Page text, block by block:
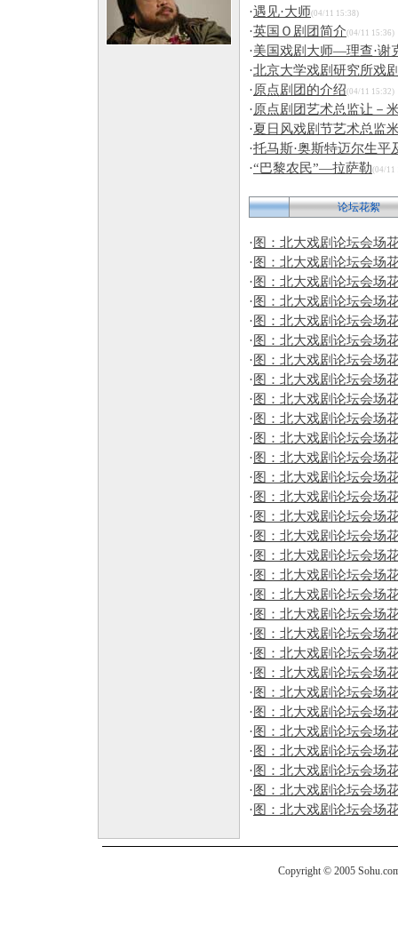
·遇见·大师(04/11 15:38)
·英国Ｏ剧团简介(04/11 15:36)
·美国戏剧大师—理查·谢
·北京大学戏剧研究所戏
·原点剧团的介绍(04/11 15:32)
·原点剧团艺术总监让－
·夏日风戏剧节艺术总监
·托马斯·奥斯特迈尔生平
·“巴黎农民”—拉萨勒(04/11
论坛花絮
· 图：北大戏剧论坛会场
· 图：北大戏剧论坛会场
· 图：北大戏剧论坛会场
· 图：北大戏剧论坛会场
· 图：北大戏剧论坛会场
· 图：北大戏剧论坛会场
· 图：北大戏剧论坛会场
· 图：北大戏剧论坛会场
· 图：北大戏剧论坛会场
· 图：北大戏剧论坛会场
· 图：北大戏剧论坛会场
· 图：北大戏剧论坛会场
· 图：北大戏剧论坛会场
· 图：北大戏剧论坛会场
· 图：北大戏剧论坛会场
· 图：北大戏剧论坛会场
· 图：北大戏剧论坛会场
· 图：北大戏剧论坛会场
· 图：北大戏剧论坛会场
· 图：北大戏剧论坛会场
· 图：北大戏剧论坛会场
· 图：北大戏剧论坛会场
· 图：北大戏剧论坛会场
· 图：北大戏剧论坛会场
· 图：北大戏剧论坛会场
· 图：北大戏剧论坛会场
· 图：北大戏剧论坛会场
· 图：北大戏剧论坛会场
· 图：北大戏剧论坛会场
· 图：北大戏剧论坛会场
Copyright © 2005